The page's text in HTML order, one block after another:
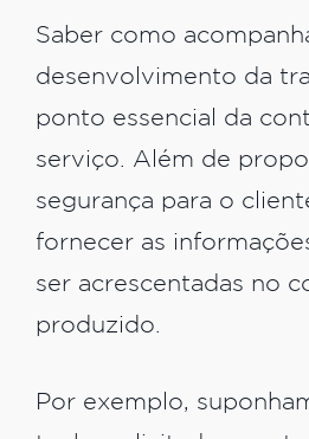
Saber como
desenvolvimento da
ponto essencial da
serviço. Além de
segurança para o
fornecer as
ser acrescentadas no
produzido.
Por exemplo,